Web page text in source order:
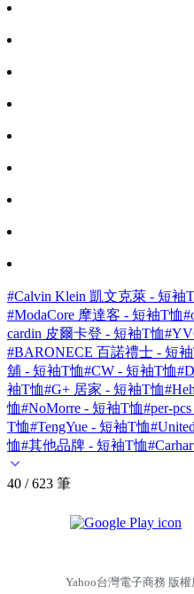
#Calvin Klein 凱文克萊 - 短袖
#ModaCore 摩達客 - 短袖T恤
cardin 皮爾卡登 - 短袖T恤
#BARONECE 百諾禮士 - 短
舖 - 短袖T恤#CW - 短袖T恤
袖T恤#G+ 居家 - 短袖T恤
恤#NoMorre - 短袖T恤#per-
T恤#TengYue - 短袖T恤
恤#其他品牌 - 短袖T恤
40 / 623 筆
Yahoo台灣電子商務 版